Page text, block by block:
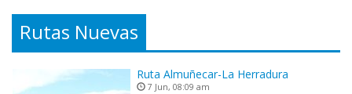
Rutas Nuevas
Ruta Almuñecar-La Herradura
7 Jun, 08:09 am